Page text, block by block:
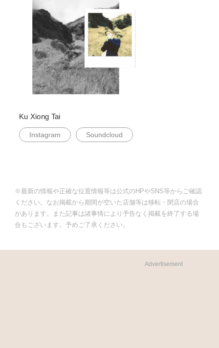
Ku Xiong Tai
Instagram Soundcloud
※最新の情報や正確な位置情報等は公式のHPやSNS等からご確認
ください。なお掲載から期間が空いた店舗等は移転・閉店の場合
があります。また記事は諸事情により予告なく掲載を終了する場
合もございます。予めご了承ください。
Advertisement